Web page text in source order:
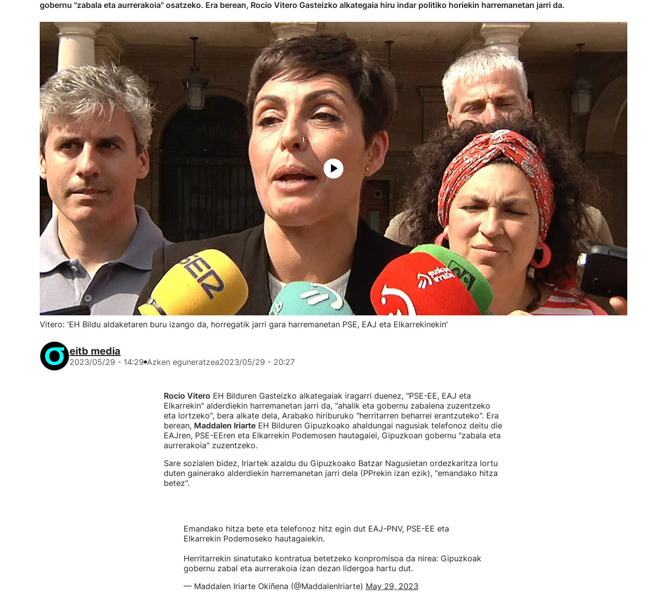
gobernu "zabala eta aurrerakoia" osatzeko. Era berean, Rocio Vitero Gasteizko alkategaia hiru indar politiko horiekin harremanetan jarri da.
Vitero: 'EH Bildu aldaketaren buru izango da, horregatik jarri gara harremanetan PSE, EAJ eta Elkarrekinekin'
eitb media
2023/05/29 - 14:29 Azken eguneratzea2023/05/29 - 20:27
Rocio Vitero EH Bilduren Gasteizko alkategaiak iragarri duenez, "PSE-EE, EAJ eta
Elkarrekin" alderdiekin harremanetan jarri da, "ahalik eta gobernu zabalena zuzentzeko
eta lortzeko", bera alkate dela, Arabako hiriburuko "herritarren beharrei erantzuteko". Era
berean, Maddalen IriarteEH Bilduren Gipuzkoako ahaldungai nagusiak telefonoz deitu die
EAJren, PSE-EEren eta Elkarrekin Podemosen hautagaiei, Gipuzkoan gobernu "zabala eta
aurrerakoia" zuzentzeko.
Sare sozialen bidez, Iriartek azaldu du Gipuzkoako Batzar Nagusietan ordezkaritza lortu
duten gainerako alderdiekin harremanetan jarri dela (PPrekin izan ezik), "emandako hitza
betez".
Emandako hitza bete eta telefonoz hitz egin dut EAJ-PNV, PSE-EE eta
Elkarrekin Podemoseko hautagaiekin.
Herritarrekin sinatutako kontratua betetzeko konpromisoa da nirea: Gipuzkoak
gobernu zabal eta aurrerakoia izan dezan lidergoa hartu dut.
— Maddalen Iriarte Okiñena (@MaddalenIriarte) May 29, 2023